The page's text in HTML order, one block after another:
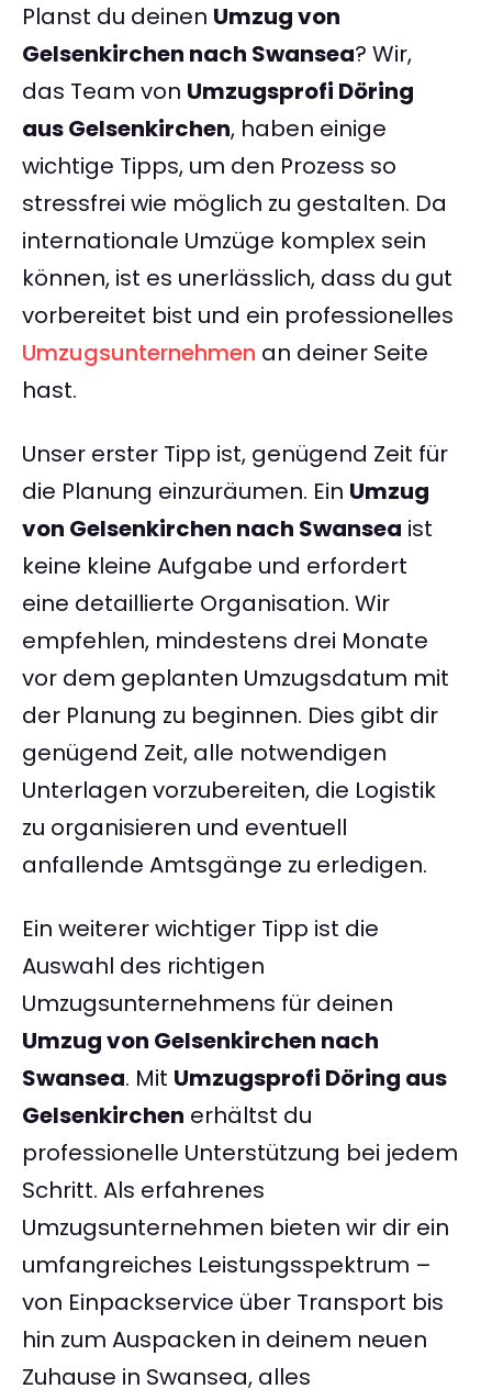
Planst du deinen Umzug von
Gelsenkirchen nach Swansea? Wir,
das Team von Umzugsprofi Döring
aus Gelsenkirchen, haben einige
wichtige Tipps, um den Prozess so
stressfrei wie möglich zu gestalten. Da
internationale Umzüge komplex sein
können, ist es unerlässlich, dass du gut
vorbereitet bist und ein professionelles
Umzugsunternehmen an deiner Seite
hast.
Unser erster Tipp ist, genügend Zeit für
die Planung einzuräumen. Ein Umzug
von Gelsenkirchen nach Swansea ist
keine kleine Aufgabe und erfordert
eine detaillierte Organisation. Wir
empfehlen, mindestens drei Monate
vor dem geplanten Umzugsdatum mit
der Planung zu beginnen. Dies gibt dir
genügend Zeit, alle notwendigen
Unterlagen vorzubereiten, die Logistik
zu organisieren und eventuell
anfallende Amtsgänge zu erledigen.
Ein weiterer wichtiger Tipp ist die
Auswahl des richtigen
Umzugsunternehmens für deinen
Umzug von Gelsenkirchen nach
Swansea. Mit Umzugsprofi Döring aus
Gelsenkirchen erhältst du
professionelle Unterstützung bei jedem
Schritt. Als erfahrenes
Umzugsunternehmen bieten wir dir ein
umfangreiches Leistungsspektrum –
von Einpackservice über Transport bis
hin zum Auspacken in deinem neuen
Zuhause in Swansea, alles